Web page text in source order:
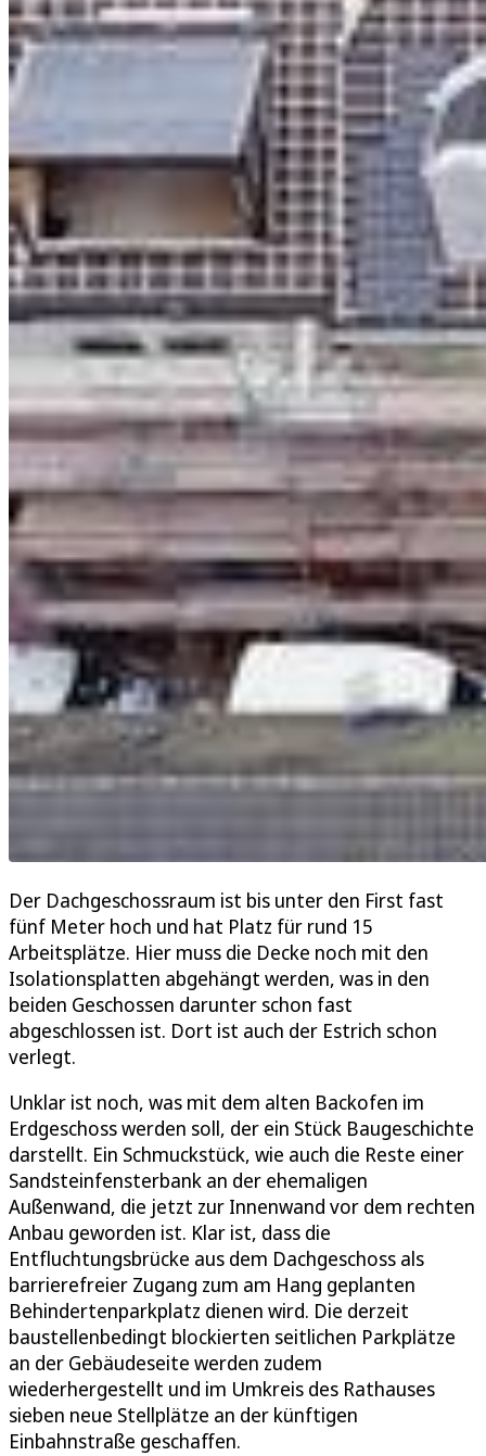
Der Dachgeschossraum ist bis unter den First fast
fünf Meter hoch und hat Platz für rund 15
Arbeitsplätze. Hier muss die Decke noch mit den
Isolationsplatten abgehängt werden, was in den
beiden Geschossen darunter schon fast
abgeschlossen ist. Dort ist auch der Estrich schon
verlegt.
Unklar ist noch, was mit dem alten Backofen im
Erdgeschoss werden soll, der ein Stück Baugeschichte
darstellt. Ein Schmuckstück, wie auch die Reste einer
Sandsteinfensterbank an der ehemaligen
Außenwand, die jetzt zur Innenwand vor dem rechten
Anbau geworden ist. Klar ist, dass die
Entfluchtungsbrücke aus dem Dachgeschoss als
barrierefreier Zugang zum am Hang geplanten
Behindertenparkplatz dienen wird. Die derzeit
baustellenbedingt blockierten seitlichen Parkplätze
an der Gebäudeseite werden zudem
wiederhergestellt und im Umkreis des Rathauses
sieben neue Stellplätze an der künftigen
Einbahnstraße geschaffen.